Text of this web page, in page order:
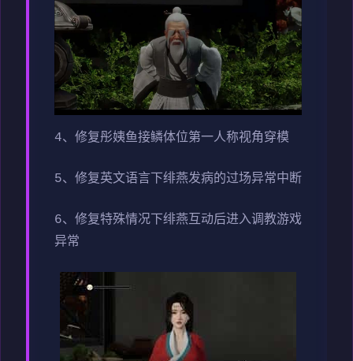
4、修复彤姨鱼接鳞体位第一人称视角穿模
5、修复英文语言下绯燕发病的过场异常中断
6、修复特殊情况下绯燕互动后进入调教游戏
异常